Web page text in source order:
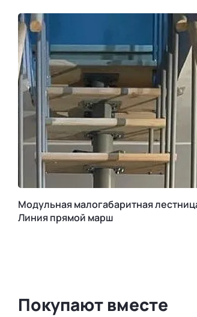
Модульная малогабаритная
Линия прямой марш
Покупают вместе